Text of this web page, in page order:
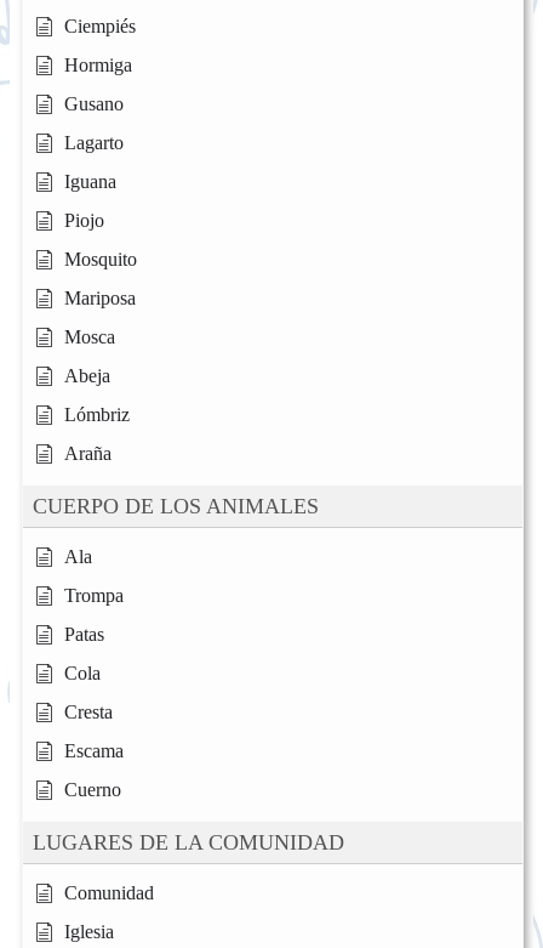
Ciempiés
Hormiga
Gusano
Lagarto
Iguana
Piojo
Mosquito
Mariposa
Mosca
Abeja
Lómbriz
Araña
CUERPO DE LOS ANIMALES
Ala
Trompa
Patas
Cola
Cresta
Escama
Cuerno
LUGARES DE LA COMUNIDAD
Comunidad
Iglesia